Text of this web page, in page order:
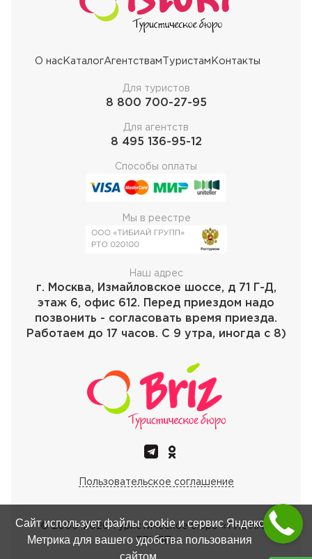
О насКаталогАгентствам Туристам Контакты
Для туристов
8 800 700-27-95
Для агентств
8 495 136-95-12
Способы оплаты
Мы в реестре
Наш адрес
г. Москва, Измайловское шоссе, д 71 Г-Д,
этаж 6, офис 612. Перед приездом надо
позвонить - согласовать время приезда.
Работаем до 17 часов. С 9 утра, иногда с 8)
Пользовательское соглашение
© 2000-2026Туристическое бюро «ТИБИАЙ
ГРУПП»
Сайт использует файлы cookie и сервис Яндекс
Метрика для вашего удобства пользования
сайтом.